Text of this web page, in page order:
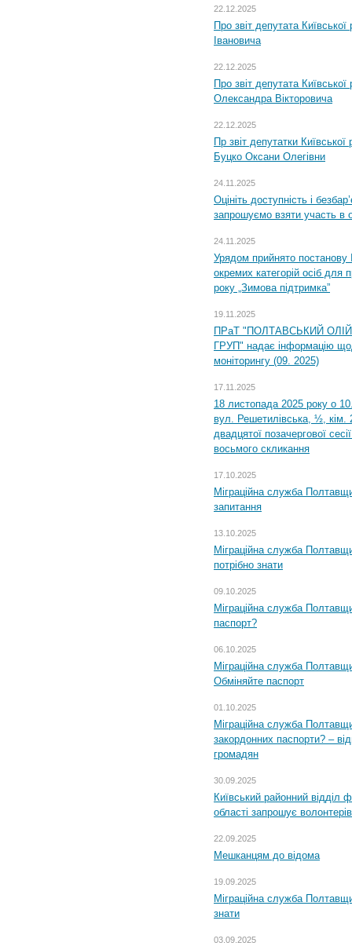
22.12.2025
Про звіт депутата
Івановича
22.12.2025
Про звіт депутата
Олександра Вікторовича
22.12.2025
Пр звіт депутатки
Буцко Оксани Олегівни
24.11.2025
Оцініть доступність і
запрошуємо взяти участь в
24.11.2025
Урядом прийнято постанову
окремих категорій осіб для
року „Зимова підтримка”
19.11.2025
ПРаТ "ПОЛТАВСЬКИЙ
ГРУП" надає інформацію
моніторингу (09. 2025)
17.11.2025
18 листопада 2025 року о
вул. Решетилівська, ½, кім.
двадцятої позачергової
восьмого скликання
17.10.2025
Міграційна служба
запитання
13.10.2025
Міграційна служба
потрібно знати
09.10.2025
Міграційна служба
паспорт?
06.10.2025
Міграційна служба
Обміняйте паспорт
01.10.2025
Міграційна служба
закордонних паспорти? –
громадян
30.09.2025
Київський районний відділ
області запрошує
22.09.2025
Мешканцям до відома
19.09.2025
Міграційна служба
знати
03.09.2025